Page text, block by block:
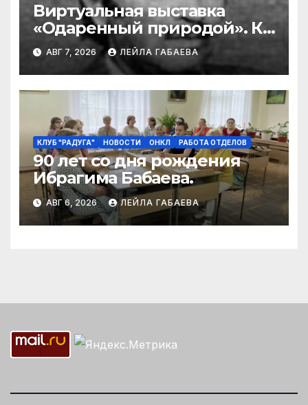
Виртуальная выставка
«Одаренный природой». К
90-летию со дня рождения
Ибрагима Бабаева
АВГ 7, 2026 ЛЕЙЛА ГАБАЕВА
КЛУБ "РАДУГА" НОВОСТИ ОНКЛ РАБОТА ОТДЕЛОВ
90 лет со дня рождения
Ибрагима Бабаева.
АВГ 6, 2026 ЛЕЙЛА ГАБАЕВА